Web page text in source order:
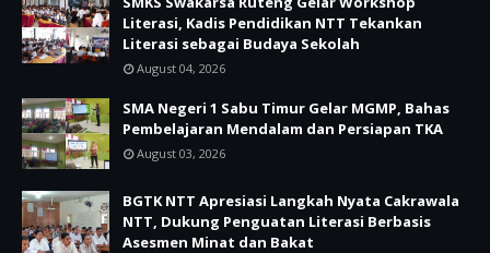
Literasi, Kadis Pendidikan NTT Tekankan
Literasi sebagai Budaya Sekolah
August 04, 2026
SMA Negeri 1 Sabu Timur Gelar MGMP, Bahas
Pembelajaran Mendalam dan Persiapan TKA
August 03, 2026
BGTK NTT Apresiasi Langkah Nyata Cakrawala
NTT, Dukung Penguatan Literasi Berbasis
Asesmen Minat dan Bakat